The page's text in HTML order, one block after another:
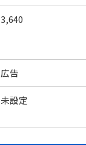
3,640
広告
未設定